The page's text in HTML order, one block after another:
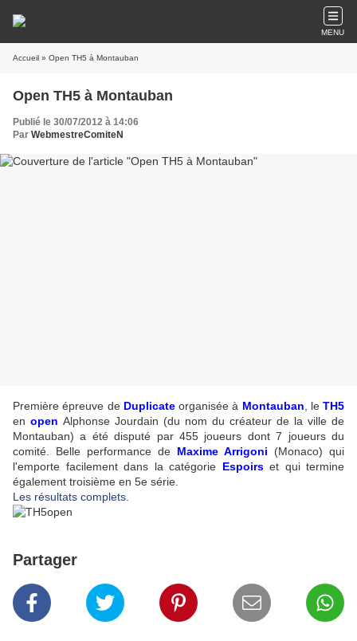
MENU
Accueil » Open TH5 à Montauban
Open TH5 à Montauban
Publié le 30/07/2012 à 14:06
Par WebmestreComiteN
Première épreuve de Duplicate organisée à Montauban , le TH5
en open Alphonse Jourdain (du nom du créateur de la ville de
Montauban) a été disputé par 455 joueurs dont 7 joueurs du
comité. Belle performance de Maxime Arrigoni (Monaco) qui
l'emporte facilement dans la catégorie Espoirs et qui termine
également troisième en 5e série
Les résultats complets
Partager